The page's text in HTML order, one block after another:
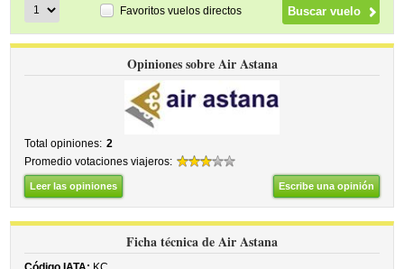
Favoritos vuelos directos
Opiniones sobre Air Astana
Total opiniones: 2
Promedio votaciones viajeros:
Leer las opiniones Escribe una opinión
Ficha técnica de Air Astana